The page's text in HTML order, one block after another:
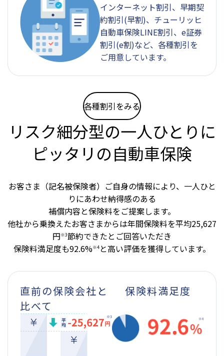
インターネット割引、早期契
約割引(早割)、チューリッヒ
自動車保険LINE割引、e証券
割引(e割)など、各種割引を
ご用意しています。
各種割引をみる
リスク細分型の一人ひとりに
ピッタリの自動車保険
お客さま（記名被保険者）ご自身の情報により、一人ひと
りにあわせ納得感のある
補償内容と保険料をご提案します。
他社から乗換えたお客さまからは年間保険料を平均25,627
円※3節約できたとご回答いただき
保険料満足度も92.6%※4 と高い評価を獲得しています。
直前の保険会社と
比べて
保険料満足度